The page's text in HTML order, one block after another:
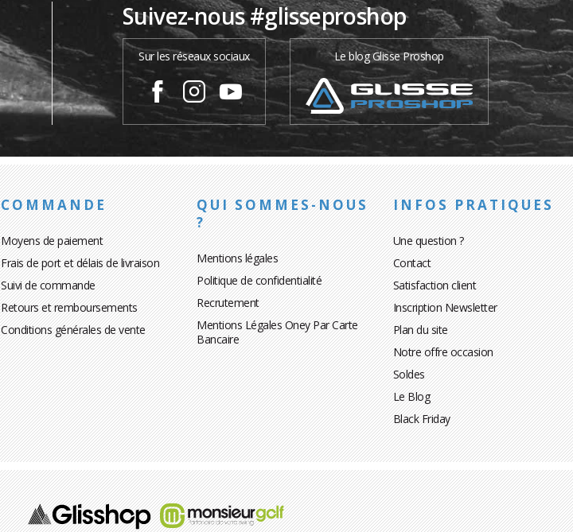
Suivez-nous #glisseproshop
Sur les réseaux sociaux Le blog Glisse Proshop
COMMANDE
Moyens de paiement
Frais de port et délais de livraison
Suivi de commande
Retours et remboursements
Conditions générales de vente
QUI SOMMES-NOUS
?
Mentions légales
Politique de confidentialité
Recrutement
Mentions Légales Oney Par Carte
Bancaire
INFOS PRATIQUES
Une question ?
Contact
Satisfaction client
Inscription Newsletter
Plan du site
Notre offre occasion
Soldes
Le Blog
Black Friday